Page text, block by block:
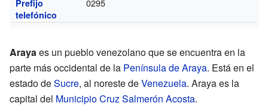
Prefijo
telefónico
Arayaes un pueblo venezolano que se encuentra en la
parte más occidental de la Península de Araya. Está en el
estado deSucre, al noreste deVenezuela. Araya es la
capital del Municipio Cruz Salmerón Acosta.